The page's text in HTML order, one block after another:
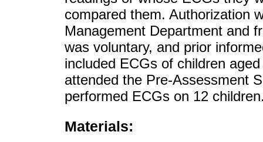
compared them. Authorization
Management Department and
was voluntary, and prior
included ECGs of children
attended the Pre-Assessment
performed ECGs on 12
Materials: